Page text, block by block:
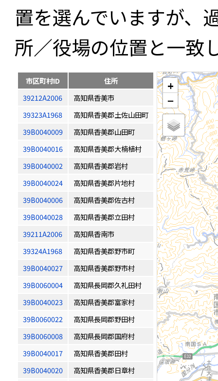
置を選んでいますが、
所／役場の位置と一致
市区町村ID
住所
39212A2006
高知県香美市
39323A1968
高知県香美郡土佐山田町
39B0040009
高知県香美郡山田町
39B0040016
高知県香美郡大楠植村
39B0040002
高知県香美郡岩村
39B0040024
高知県香美郡片地村
39B0040006
高知県香美郡佐古村
39B0040028
高知県香美郡立田村
39211A2006
高知県香南市
39324A1968
高知県香美郡野市町
39B0040027
高知県香美郡野市村
39B0060004
高知県長岡郡久礼田村
39B0040023
高知県香美郡富家村
39B0060022
高知県長岡郡野田村
39B0060008
高知県長岡郡国府村
39B0040017
高知県香美郡田村
39B0040020
高知県香美郡日章村
+
−